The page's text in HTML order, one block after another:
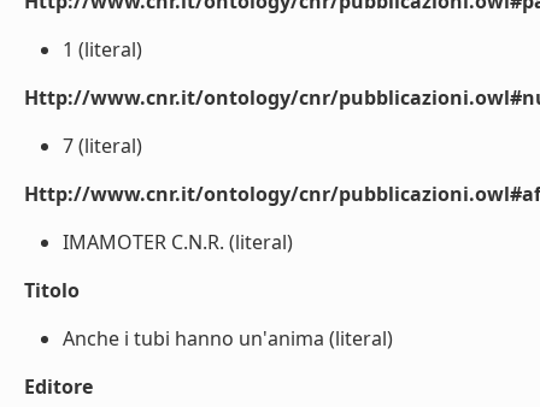
1 (literal)
Http://www.cnr.it/ontology/cnr/
7 (literal)
Http://www.cnr.it/ontology/cnr/
IMAMOTER C.N.R. (literal)
Titolo
Anche i tubi hanno un'anima (literal)
Editore